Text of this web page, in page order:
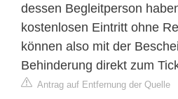
dessen Begleitperson
kostenlosen Eintritt ohne
können also mit der
Behinderung direkt zum
Antrag auf Entfernung der Quelle